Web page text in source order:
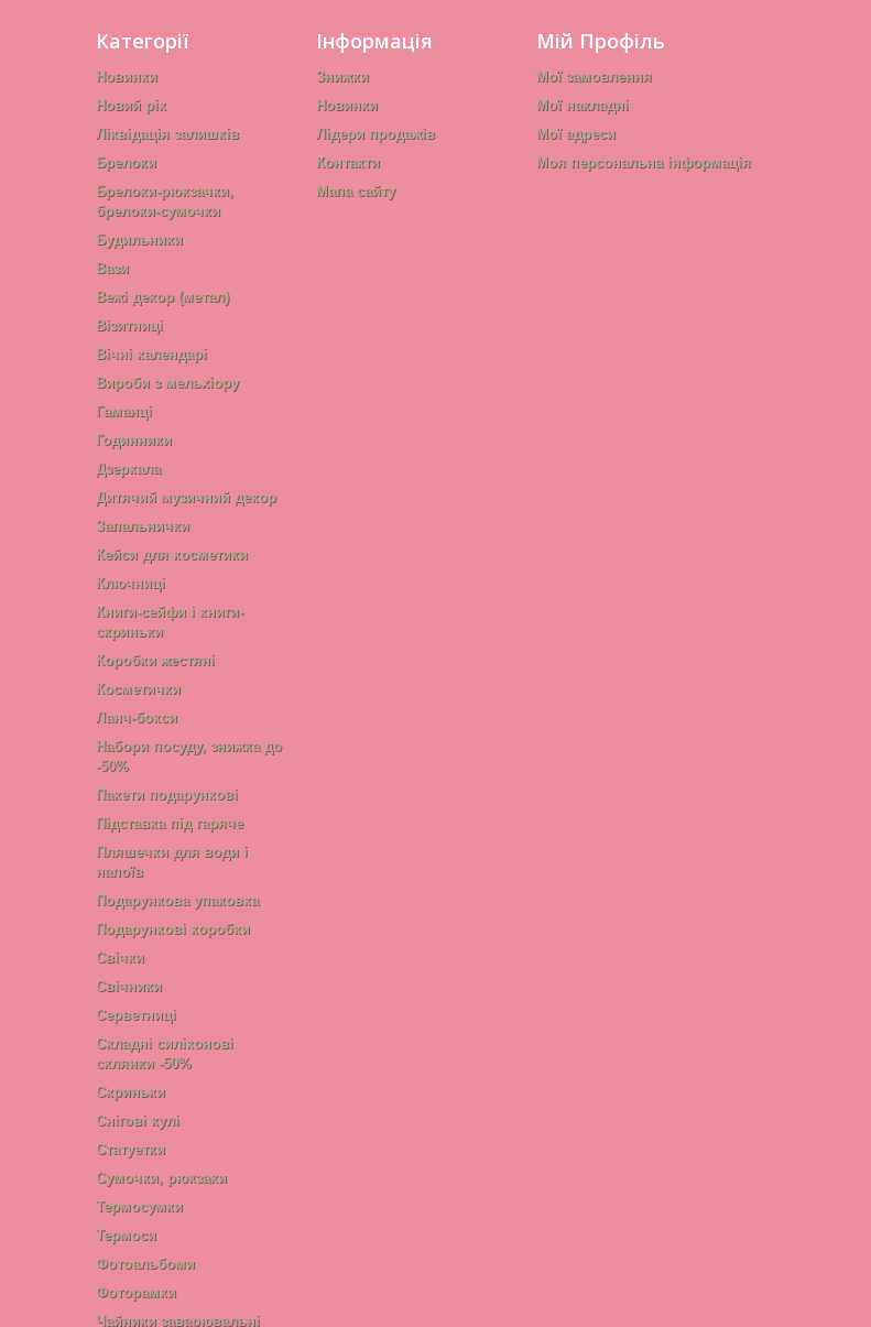
Категорії
Новинки
Новий рік
Ліквідація залишків
Брелоки
Брелоки-рюкзачки,
брелоки-сумочки
Будильники
Вази
Вежі декор (метал)
Візитниці
Вічні календарі
Вироби з мельхіору
Гаманці
Годинники
Дзеркала
Дитячий музичний декор
Запальнички
Кейси для косметики
Ключниці
Книги-сейфи і книги-
скриньки
Коробки жестяні
Косметички
Ланч-бокси
Набори посуду, знижка до
-50%
Пакети подарункові
Підставка під гаряче
Пляшечки для води і
напоїв
Подарункова упаковка
Подарункові коробки
Свічки
Свічники
Серветниці
Складні силіконові
склянки -50%
Скриньки
Снігові кулі
Статуетки
Сумочки, рюкзаки
Термосумки
Термоси
Фотоальбоми
Фоторамки
Чайники заварювальні
Інформація
Знижки
Новинки
Лідери продажів
Контакти
Мапа сайту
Мій Профіль
Мої замовлення
Мої накладні
Мої адреси
Моя персональна інформація